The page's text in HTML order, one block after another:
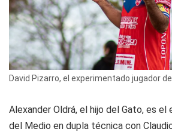
David Pizarro, el experimentado jugador
Alexander Oldrá, el hijo del Gato, es el
del Medio en dupla técnica con